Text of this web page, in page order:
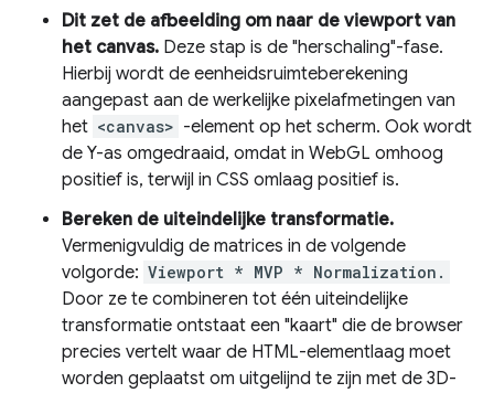
Dit zet de afbeelding om naar de viewport van
het canvas. Deze stap is de "herschaling"-fase.
Hierbij wordt de eenheidsruimteberekening
aangepast aan de werkelijke pixelafmetingen van
het <canvas> -element op het scherm. Ook wordt
de Y-as omgedraaid, omdat in WebGL omhoog
positief is, terwijl in CSS omlaag positief is.
Bereken de uiteindelijke transformatie.
Vermenigvuldig de matrices in de volgende
volgorde: Viewport * MVP * Normalization.
Door ze te combineren tot één uiteindelijke
transformatie ontstaat een "kaart" die de browser
precies vertelt waar de HTML-elementlaag moet
worden geplaatst om uitgelijnd te zijn met de 3D-